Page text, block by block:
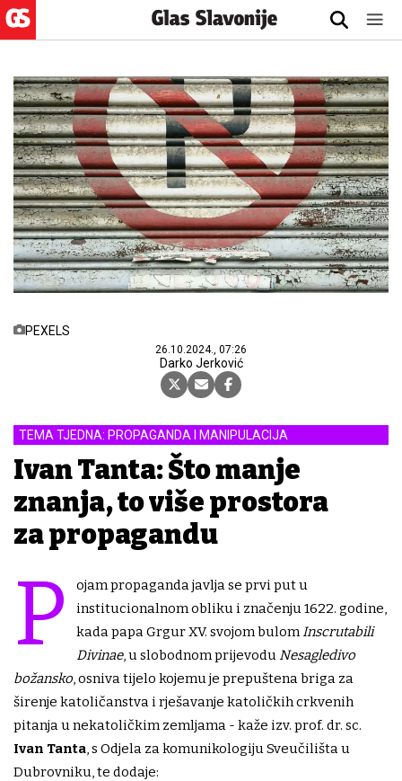
PEXELS
26.10.2024., 07:26
Darko Jerković
TEMA TJEDNA: PROPAGANDA I MANIPULACIJA
Ivan Tanta: Što manje
znanja, to više prostora
za propagandu
P
ojam propaganda javlja se prvi put u
institucionalnom obliku i značenju 1622. godine,
kada papa Grgur XV. svojom bulomInscrutabili
Divinae, u slobodnom prijevoduNesagledivo
božansko, osniva tijelo kojemu je prepuštena briga za
širenje katoličanstva i rješavanje katoličkih crkvenih
pitanja u nekatoličkim zemljama - kaže ​izv. prof. dr. sc.
Ivan Tanta,s Odjela za komunikologiju Sveučilišta u
Dubrovniku, te dodaje: